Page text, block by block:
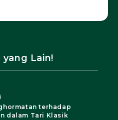
Lain!
terhadap
dalam Tari Klasik